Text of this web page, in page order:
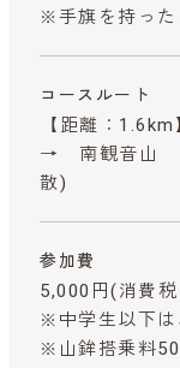
※手旗を持った
コースルート
【距離：
→ 南観音山
散)
参加費
5,000円 (消費
※中学生以下は
※山鉾搭乗料